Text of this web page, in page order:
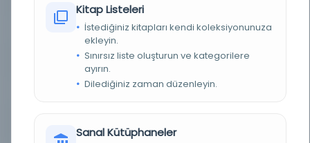
İstanbul Büyükşehir Belediyesi Kütüphaneleri
DEMIRBAŞ NUMARASI OE_Yz_000066-10
2742614
Kitap Listeleri
İstediğiniz kitapları kendi koleksiyonunuza
ekleyin.
Sınırsız liste oluşturun ve kategorilere
ayırın.
Dilediğiniz zaman düzenleyin.
Sanal Kütüphaneler